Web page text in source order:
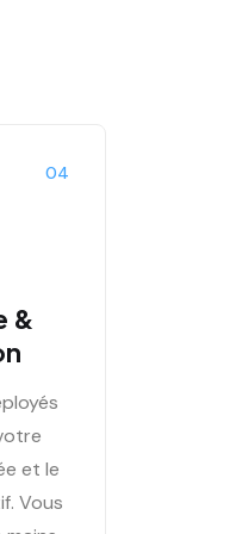
04
&
et le
Vous